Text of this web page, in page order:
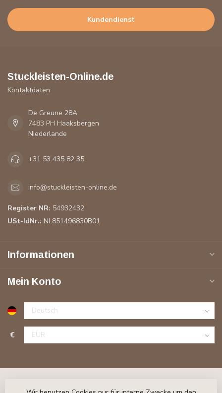
Kundendienst
Stuckleisten-Online.de
Kontaktdaten
De Greune 28A
7483 PH Haaksbergen
Niederlande
+31 53 435 82 35
info@stuckleisten-online.de
Register NR: 54932432
USt-IdNr.: NL851496830B01
Informationen
Mein Konto
€